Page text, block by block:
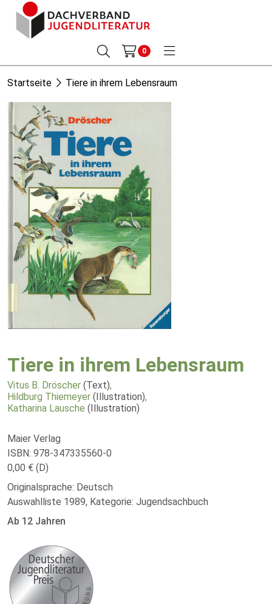
0
Startseite Tiere in ihrem Lebensraum
Tiere in ihrem Lebensraum
Vitus B. Dröscher (Text),
Hildburg Thiemeyer (Illustration),
Katharina Lausche (Illustration)
Maier Verlag
ISBN: 978-347335560-0
0,00 € (D)
Originalsprache: Deutsch
Auswahlliste 1989, Kategorie: Jugendsachbuch
Ab 12 Jahren